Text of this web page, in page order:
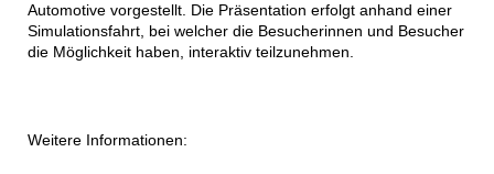
Automotive vorgestellt. Die Präsentation erfolgt anhand einer
Simulationsfahrt, bei welcher die Besucherinnen und Besucher
die Möglichkeit haben, interaktiv teilzunehmen.
Weitere Informationen: